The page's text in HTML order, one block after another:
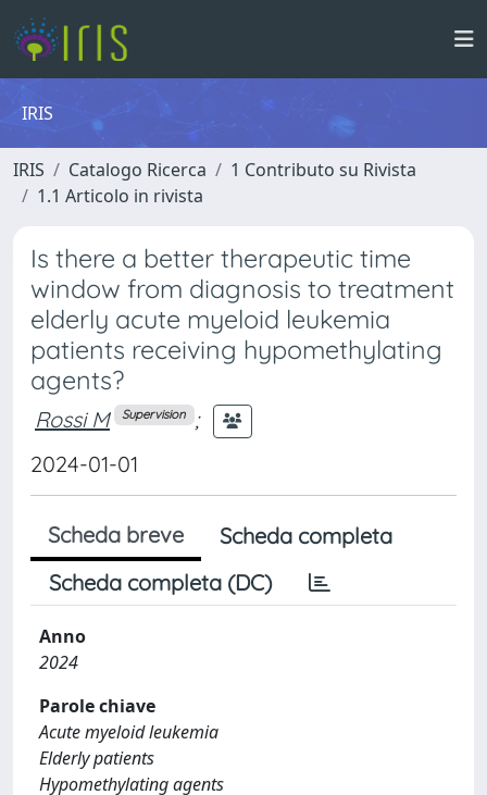
IRIS
IRIS Catalogo Ricerca
1 Contributo su Rivista
1.1 Articolo in rivista
Is there a better therapeutic time
window from diagnosis to treatment
elderly acute myeloid leukemia
patients receiving hypomethylating
agents?
Rossi M Supervision ;
2024-01-01
Scheda breve
Scheda completa
Scheda completa (DC)
Anno
2024
Parole chiave
Acute myeloid leukemia
Elderly patients
Hypomethylating agents